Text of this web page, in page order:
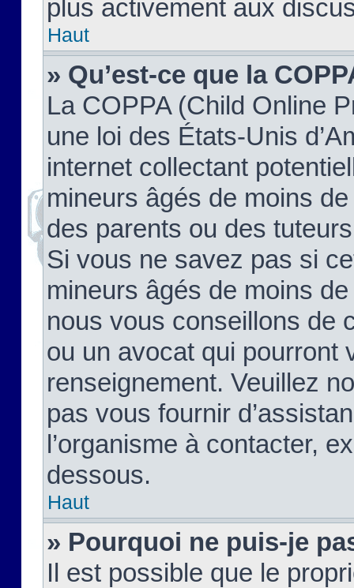
plus activement aux
Haut
» Qu’est-ce que la
La COPPA (Child Online
une loi des États-Unis
internet collectant
mineurs âgés de moins
des parents ou des
Si vous ne savez pas si
mineurs âgés de moins
nous vous conseillons de
ou un avocat qui pourront
renseignement. Veuillez
pas vous fournir
l’organisme à contacter,
dessous.
Haut
» Pourquoi ne puis-je
Il est possible que le